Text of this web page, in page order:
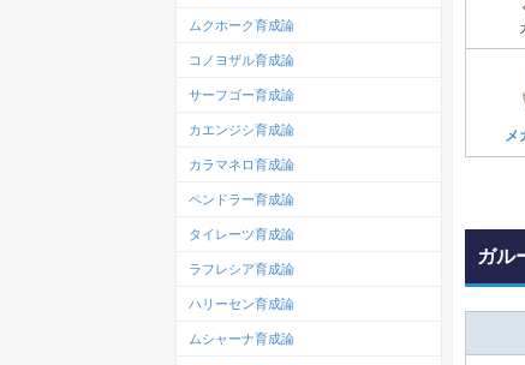
メ
ガル
ムクホーク育成論
コノヨザル育成論
サーフゴー育成論
カエンジシ育成論
カラマネロ育成論
ペンドラー育成論
タイレーツ育成論
ラフレシア育成論
ハリーセン育成論
ムシャーナ育成論